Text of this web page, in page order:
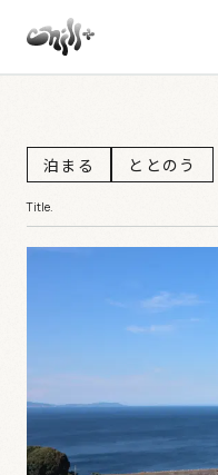
泊まる ととのう
Title.